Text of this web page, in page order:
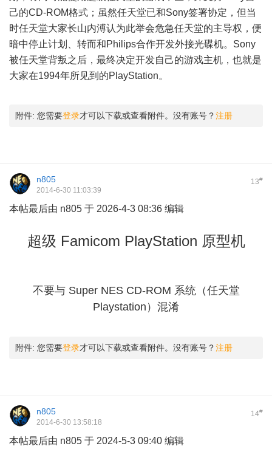
己的CD-ROM格式；虽然任天堂已和Sony签署协定，但当
时任天堂大家长山内溥认为此举会危急任天堂的主导权，便
暗中停止计划、转而和Philips合作开发外接光碟机。Sony
被任天堂背叛之后，最终决定开发自己的游戏主机，也就是
大家在1994年所见到的PlayStation。
附件: 您需要登录才可以下载或查看附件。没有账号？注册
13#
n805
2014-6-30 11:03:39
本帖最后由 n805 于 2026-4-3 08:36 编辑
超级 Famicom PlayStation 原型机
不要与 Super NES CD-ROM 系统（任天堂
Playstation）混淆
附件: 您需要登录才可以下载或查看附件。没有账号？注册
14#
n805
2014-6-30 13:58:18
本帖最后由 n805 于 2024-5-3 09:40 编辑